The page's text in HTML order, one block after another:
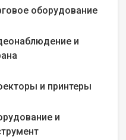
оборудование
и
и принтеры
и